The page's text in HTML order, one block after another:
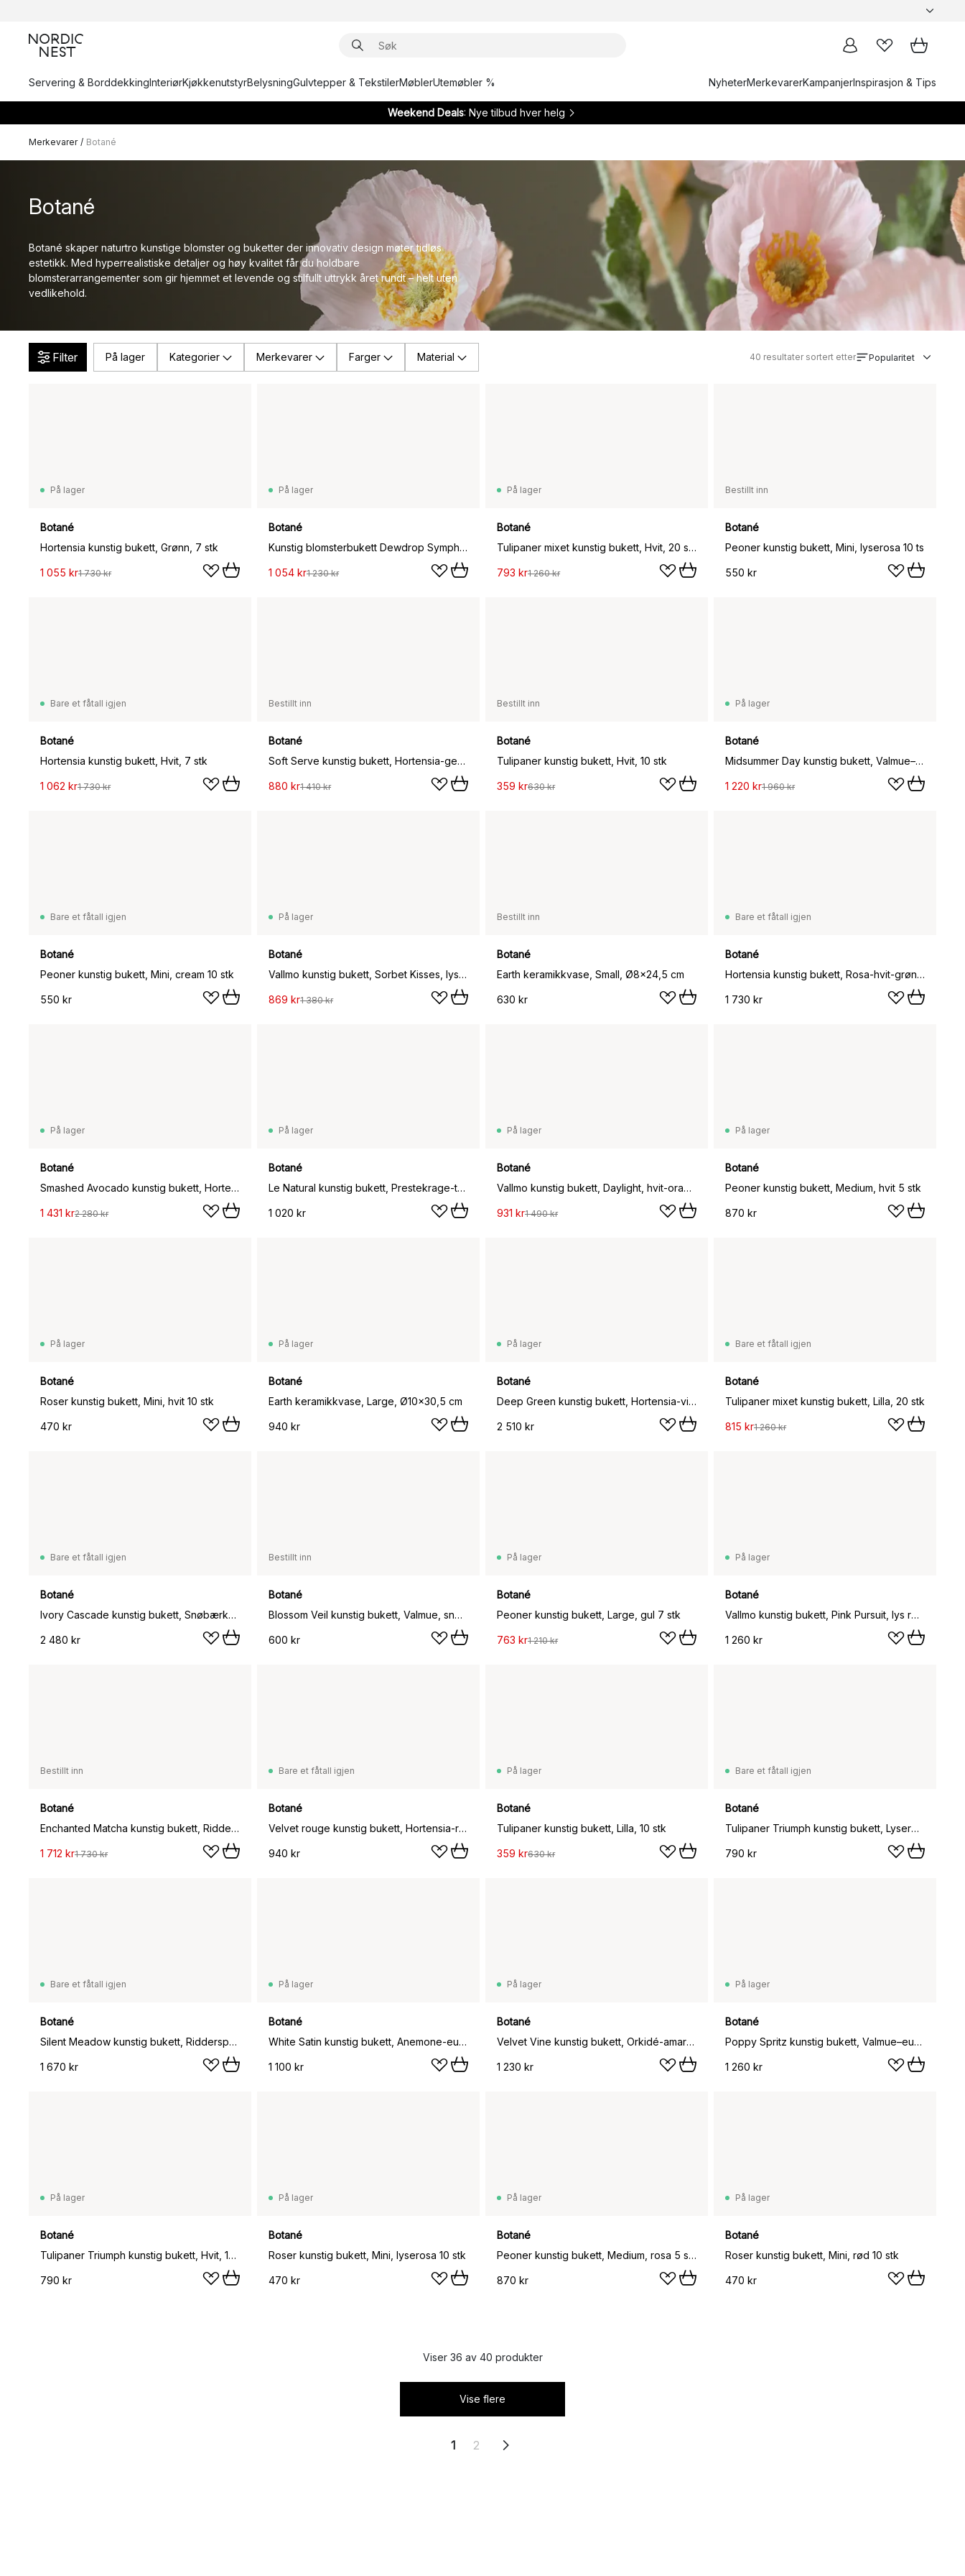
Servering & BorddekkingInteriørKjøkkenutstyrBelysningGulvtepper & TekstilerMøblerUtemøbler % NyheterMerkevarerKampanjerInspirasjon & Tips
Weekend Deals: Nye tilbud hver helg
Merkevarer / Botané
Botané
Botané skaper naturtro kunstige blomster og buketter der innovativ design møter tidløs
estetikk. Med hyperrealistiske detaljer og høy kvalitet får du holdbare
blomsterarrangementer som gir hjemmet et levende og stilfullt uttrykk året rundt – helt uten
vedlikehold.
Filter På lager Kategorier Merkevarer Farger Material 40 resultater sortert etter Popularitet
På lager
Botané
Hortensia kunstig bukett, Grønn, 7 stk
1 055 kr1 730 kr
På lager
Botané
Kunstig blomsterbukett Dewdrop Symphony, Hortensia-lysegrønn anthurium-amarant 6 stk
1 054 kr1 230 kr
På lager
Botané
Tulipaner mixet kunstig bukett, Hvit, 20 stk
793 kr1 260 kr
Bestillt inn
Botané
Peoner kunstig bukett, Mini, lyserosa 10 ts
550 kr
Bare et fåtall igjen
Botané
Hortensia kunstig bukett, Hvit, 7 stk
1 062 kr1 730 kr
Bestillt inn
Botané
Soft Serve kunstig bukett, Hortensia-georginer, 8 stk
880 kr1 410 kr
Bestillt inn
Botané
Tulipaner kunstig bukett, Hvit, 10 stk
359 kr630 kr
På lager
Botané
Midsummer Day kunstig bukett, Valmue–villblomster 12 stk
1 220 kr1 960 kr
Bare et fåtall igjen
Botané
Peoner kunstig bukett, Mini, cream 10 stk
550 kr
På lager
Botané
Vallmo kunstig bukett, Sorbet Kisses, lys rosa-korall 11 stk
869 kr1 380 kr
Bestillt inn
Botané
Earth keramikkvase, Small, Ø8x24,5 cm
630 kr
Bare et fåtall igjen
Botané
Hortensia kunstig bukett, Rosa-hvit-grønn, 7 stk.
1 730 kr
På lager
Botané
Smashed Avocado kunstig bukett, Hortensia-peon-amarant-skimmiabær-eukalyptus 12 stk
1 431 kr2 280 kr
På lager
Botané
Le Natural kunstig bukett, Prestekrage-tusengylden 7 stk
1 020 kr
På lager
Botané
Vallmo kunstig bukett, Daylight, hvit-oransje
931 kr1 490 kr
På lager
Botané
Peoner kunstig bukett, Medium, hvit 5 stk
870 kr
På lager
Botané
Roser kunstig bukett, Mini, hvit 10 stk
470 kr
På lager
Botané
Earth keramikkvase, Large, Ø10x30,5 cm
940 kr
På lager
Botané
Deep Green kunstig bukett, Hortensia-villblomster-eukalyptus-skabiosakvist 15 stk
2 510 kr
Bare et fåtall igjen
Botané
Tulipaner mixet kunstig bukett, Lilla, 20 stk
815 kr1 260 kr
Bare et fåtall igjen
Botané
Ivory Cascade kunstig bukett, Snøbærkvist-kirsebærkvist-valmue-hortensia 13 stk
2 480 kr
Bestillt inn
Botané
Blossom Veil kunstig bukett, Valmue, snøvier
600 kr
På lager
Botané
Peoner kunstig bukett, Large, gul 7 stk
763 kr1 210 kr
På lager
Botané
Vallmo kunstig bukett, Pink Pursuit, lys rosa-rosa, 10 stk
1 260 kr
Bestillt inn
Botané
Enchanted Matcha kunstig bukett, Ridderspore-amarant-hortensia-kaktus, 9 stk
1 712 kr1 730 kr
Bare et fåtall igjen
Botané
Velvet rouge kunstig bukett, Hortensia-rød anthurium 6 stk
940 kr
På lager
Botané
Tulipaner kunstig bukett, Lilla, 10 stk
359 kr630 kr
Bare et fåtall igjen
Botané
Tulipaner Triumph kunstig bukett, Lyserosa, 10 stk
790 kr
Bare et fåtall igjen
Botané
Silent Meadow kunstig bukett, Ridderspore-lilje-amarant-eukalyptus-bregne 6 stk
1 670 kr
På lager
Botané
White Satin kunstig bukett, Anemone-eukalyptus 9 stk
1 100 kr
På lager
Botané
Velvet Vine kunstig bukett, Orkidé-amaranth 6 stk
1 230 kr
På lager
Botané
Poppy Spritz kunstig bukett, Valmue–eukalyptus 10 stk
1 260 kr
På lager
Botané
Tulipaner Triumph kunstig bukett, Hvit, 10 stk
790 kr
På lager
Botané
Roser kunstig bukett, Mini, lyserosa 10 stk
470 kr
På lager
Botané
Peoner kunstig bukett, Medium, rosa 5 stk
870 kr
På lager
Botané
Roser kunstig bukett, Mini, rød 10 stk
470 kr
Viser 36 av 40 produkter
Vise flere
1 2